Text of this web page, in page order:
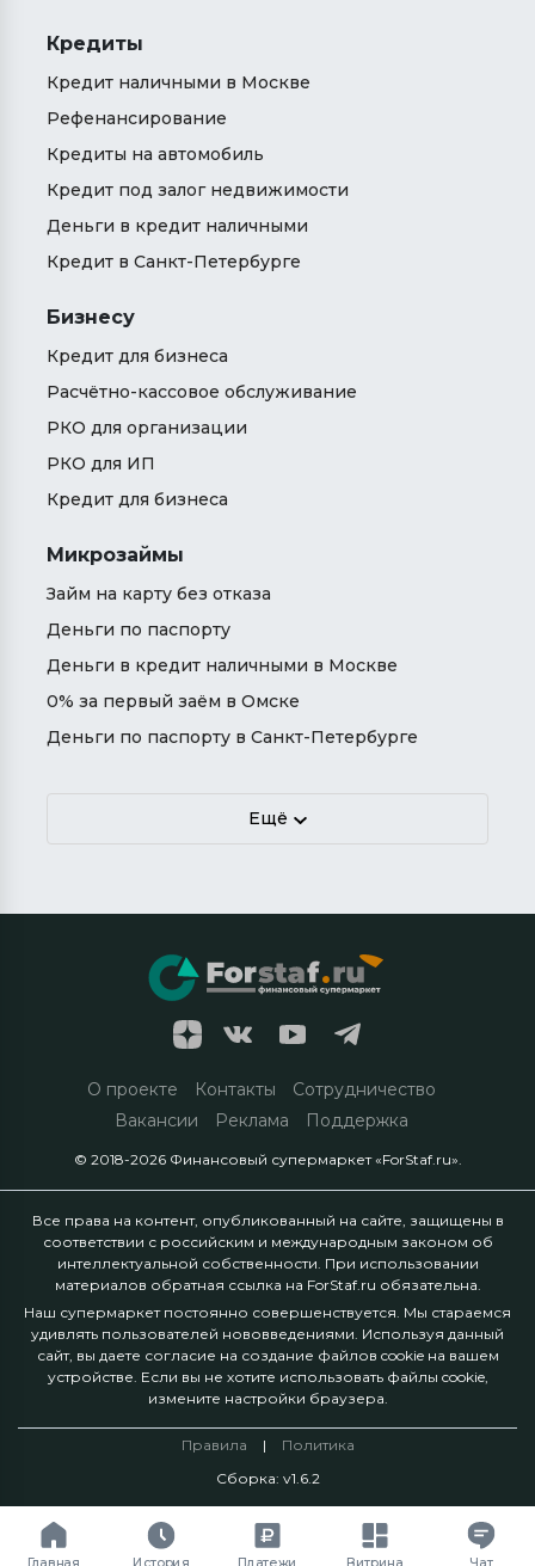
Кредиты
Кредит наличными в Москве
Рефенансирование
Кредиты на автомобиль
Кредит под залог недвижимости
Деньги в кредит наличными
Кредит в Санкт-Петербурге
Бизнесу
Кредит для бизнеса
Расчётно-кассовое обслуживание
РКО для организации
РКО для ИП
Кредит для бизнеса
Микрозаймы
Займ на карту без отказа
Деньги по паспорту
Деньги в кредит наличными в Москве
0% за первый заём в Омске
Деньги по паспорту в Санкт-Петербурге
Ещё
Главная История Платежи Витрина Чат
О проекте Контакты
Сотрудничество
Вакансии
Реклама Поддержка
© 2018-2026 Финансовый супермаркет «ForStaf.ru».
Все права на контент, опубликованный на сайте, защищены в
соответствии с российским и международным законом об
интеллектуальной собственности. При использовании
материалов обратная ссылка на ForStaf.ru обязательна.
Наш супермаркет постоянно совершенствуется. Мы стараемся
удивлять пользователей нововведениями. Используя данный
сайт, вы даете согласие на создание файлов cookie на вашем
устройстве. Если вы не хотите использовать файлы cookie,
измените настройки браузера.
Правила |
Политика
Сборка: v1.6.2